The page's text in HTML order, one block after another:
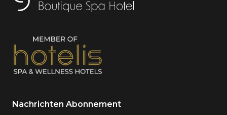
Nachrichten Abonnement